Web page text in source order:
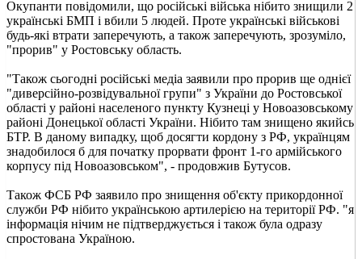
Окупанти повідомили, що російські війська нібито знищили 2
українські БМП і вбили 5 людей. Проте українські військові
будь-які втрати заперечують, а також заперечують, зрозуміло,
"прорив" у Ростовську область.
"Також сьогодні російські медіа заявили про прорив ще однієї
"диверсійно-розвідувальної групи" з України до Ростовської
області у районі населеного пункту Кузнеці у Новоазовському
районі Донецької області України. Нібито там знищено якийсь
БТР. В даному випадку, щоб досягти кордону з РФ, українцям
знадобилося б для початку прорвати фронт 1-го армійського
корпусу під Новоазовськом", - продовжив Бутусов.
Також ФСБ РФ заявило про знищення об'єкту прикордонної
служби РФ нібито українською артилерією на території РФ. "я
інформація нічим не підтверджується і також була одразу
спростована Україною.